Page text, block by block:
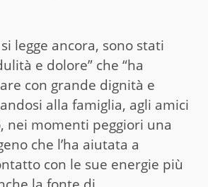
legge ancora, sono stati
e dolore” che “ha
con grande dignità e
alla famiglia, agli amici
nei momenti peggiori una
che l’ha aiutata a
con le sue energie più